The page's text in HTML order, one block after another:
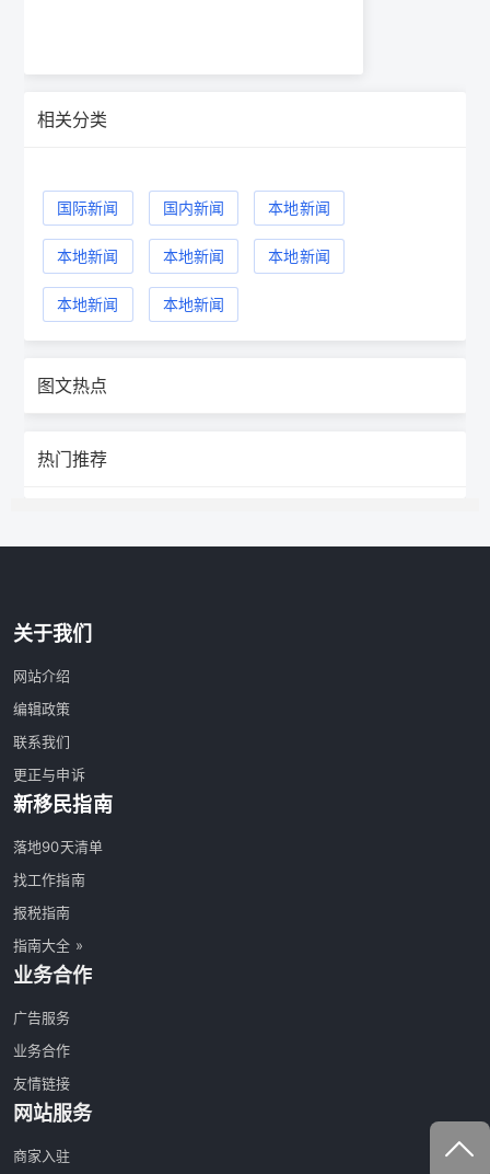
相关分类
国际新闻 国内新闻 本地新闻
本地新闻 本地新闻 本地新闻
本地新闻 本地新闻
图文热点
热门推荐
关于我们
网站介绍
编辑政策
联系我们
更正与申诉
新移民指南
落地90天清单
找工作指南
报税指南
指南大全 »
业务合作
广告服务
业务合作
友情链接
网站服务
商家入驻